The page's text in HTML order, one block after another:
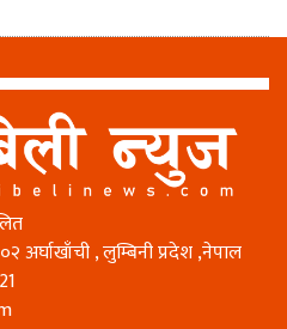
अर्घाखाँची , लुम्बिनी प्रदेश ,नेपाल